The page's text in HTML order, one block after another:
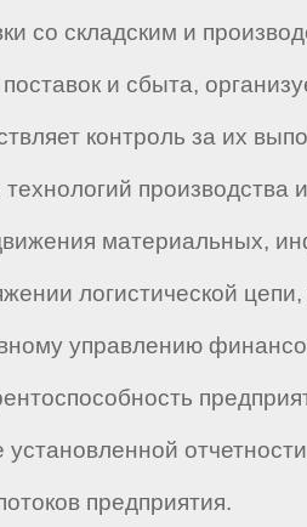
со складским и
и сбыта,
контроль за их
производства
материальных,
логистической
управлению
предприятия.